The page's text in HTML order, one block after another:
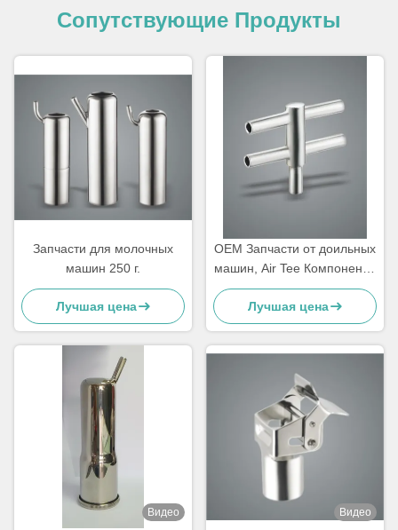
Сопутствующие Продукты
Запчасти для молочных
машин 250 г.
Лучшая цена
OEM Запчасти от доильных
машин, Air Tee Компоненты
от доильных машин
Лучшая цена
Видео Видео